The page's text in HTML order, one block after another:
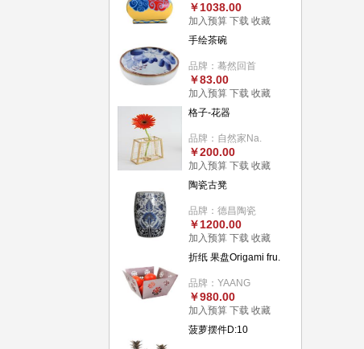
￥1038.00
加入预算 下载 收藏
手绘茶碗
品牌：蓦然回首
￥83.00
加入预算 下载 收藏
格子-花器
品牌：自然家Na.
￥200.00
加入预算 下载 收藏
陶瓷古凳
品牌：德昌陶瓷
￥1200.00
加入预算 下载 收藏
折纸 果盘Origami fru.
品牌：YAANG
￥980.00
加入预算 下载 收藏
菠萝摆件D:10